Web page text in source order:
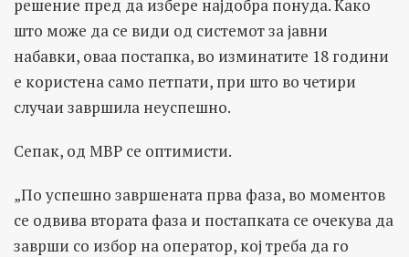
решение пред да избере најдобра понуда. Како
што може да се види од системот за јавни
набавки, оваа постапка, во изминатите 18 години
е користена само петпати, при што во четири
случаи завршила неуспешно.
Сепак, од МВР се оптимисти.
„По успешно завршената прва фаза, во моментов
се одвива втората фаза и постапката се очекува да
заврши со избор на оператор, кој треба да го